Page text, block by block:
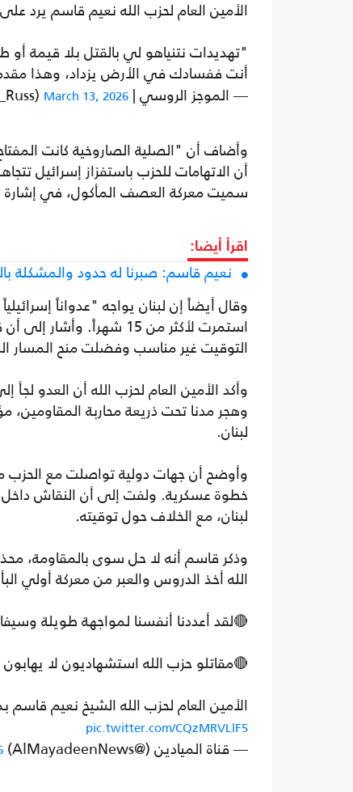
الأمين العام لحزب الله نعيم قاسم يرد
"تهديدات نتنياهو لي بالقتل بلا قيمة
أنت ففسادك في الأرض يزداد، وهذا
— الموجز الروسي | Russia news 🇷🇺 (@mog_Russ) March 13, 2026
وأضاف أن "الصلية الصاروخية كانت
أن الاتهامات للحزب باستفزاز إسرائيل
سميت معركة العصف المأكول، في إشارة
اقرأ أيضا:
نعيم قاسم: صبرنا له حدود والمشكلة
وقال أيضاً إن لبنان يواجه "عدواناً
استمرت لأكثر من 15
التوقيت غير مناسب وفضلت منح المسار
وأكد الأمين العام لحزب الله أن العدو
وهجر مدنا تحت ذريعة محاربة
لبنان.
وأوضح أن جهات دولية تواصلت مع الحزب
خطوة عسكرية. ولفت إلى أن النقاش داخل
لبنان، مع الخلاف حول توقيته.
وذكر قاسم أنه لا حل سوى بالمقاومة،
الله أخذ الدروس والعبر من معركة أولي
🔴لقد أعددنا أنفسنا لمواجهة طويلة
🔴مقاتلو حزب الله استشهاديون لا
الأمين العام لحزب الله الشيخ نعيم
pic.twitter.com/CQzMRVLlF5
— قناة الميادين (@AlMayadeenNews)